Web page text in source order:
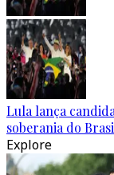
Lula lança
soberania do
Explore